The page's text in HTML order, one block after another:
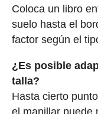
Coloca un libro
suelo hasta el
factor según el
¿Es posible
talla?
Hasta cierto
el manillar puede